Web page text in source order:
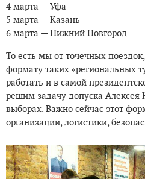
4 марта — Уфа
5 марта — Казань
6 марта — Нижний Новгород
То есть мы от точечных
формату таких «региональных
работать и в самой
решим задачу допуска Алексея
выборах. Важно сейчас этот
организации, логистики,